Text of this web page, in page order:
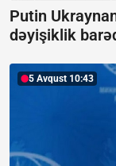
Putin
dəyişiklik
5 Avqust 10:43